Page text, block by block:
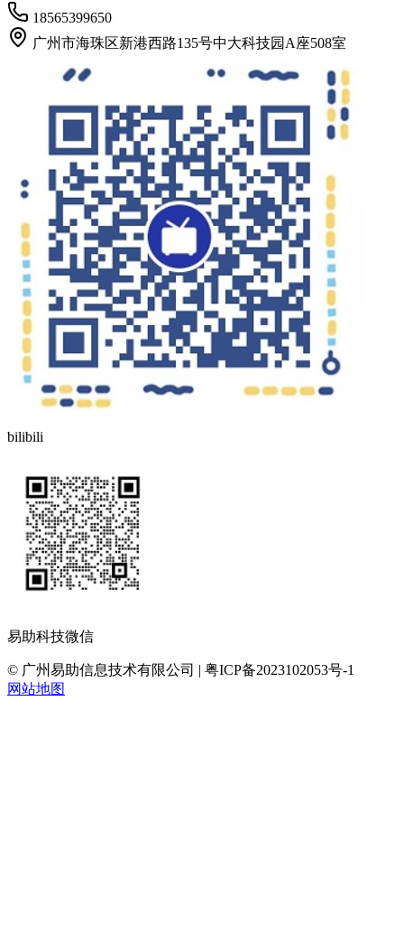
18565399650
广州市海珠区新港西路135号中大科技园A座508室
bilibili
易助科技微信
© 广州易助信息技术有限公司 | 粤ICP备2023102053号-1
网站地图